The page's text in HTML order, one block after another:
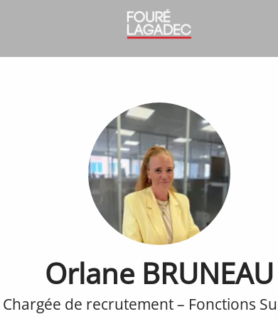
Orlane BRUNEAU
Chargée de recrutement – Fonctions